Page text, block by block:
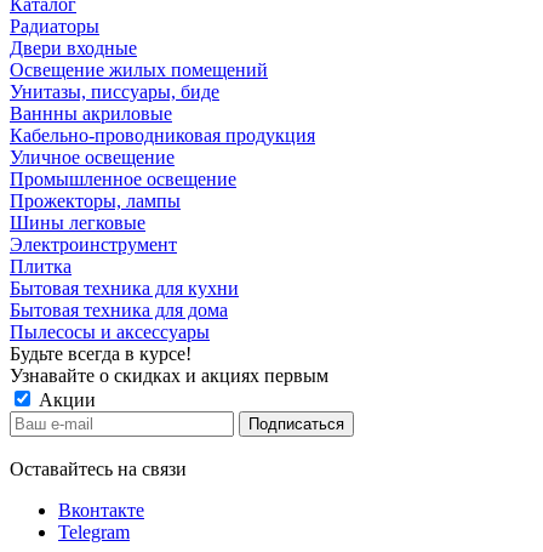
Радиаторы
Двери входные
Освещение жилых помещений
Унитазы, писсуары, биде
Ваннны акриловые
Кабельно-проводниковая продукция
Уличное освещение
Промышленное освещение
Прожекторы, лампы
Шины легковые
Электроинструмент
Плитка
Бытовая техника для кухни
Бытовая техника для дома
Пылесосы и аксессуары
Будьте всегда в курсе!
Узнавайте о скидках и акциях первым
Акции
Оставайтесь на связи
Вконтакте
Telegram